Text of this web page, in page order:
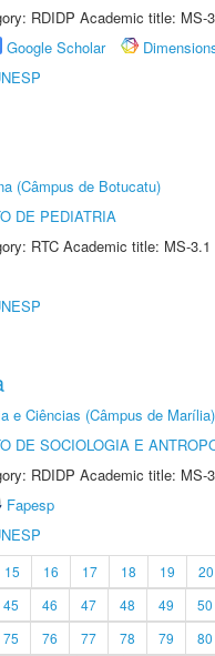
RDIDP Academic title: MS-
Google Scholar
(Câmpus de Botucatu)
DE PEDIATRIA
RTC Academic title: MS-3.1
e Ciências (Câmpus de Marília)
DE SOCIOLOGIA E
RDIDP Academic title: MS-
Fapesp
15 16 17 18 19 20
45 46 47 48 49 50
75 76 77 78 79 80